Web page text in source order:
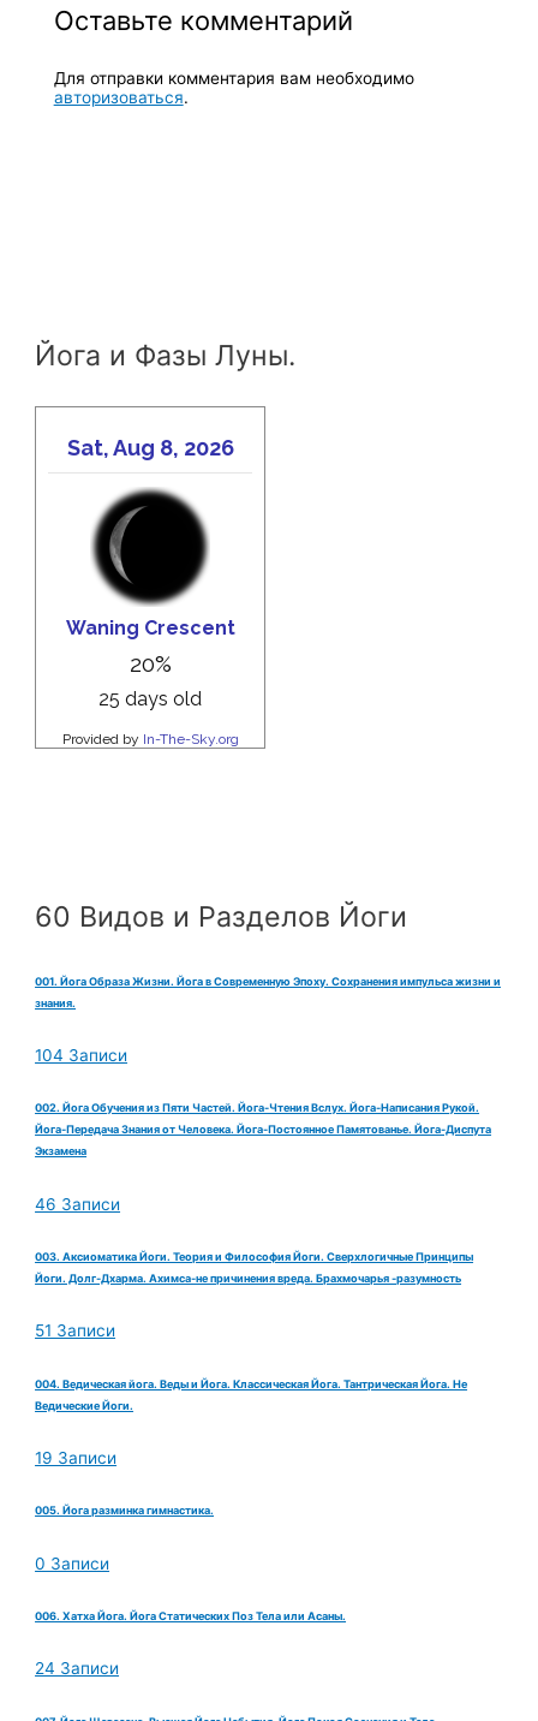
Оставьте комментарий
Для отправки комментария вам необходимо
авторизоваться.
Йога и Фазы Луны.
60 Видов и Разделов Йоги
001. Йога Образа Жизни. Йога в Современную Эпоху. Сохранения импульса жизни и
знания.
104 Записи
002. Йога Обучения из Пяти Частей. Йога-Чтения Вслух. Йога-Написания Рукой.
Йога-Передача Знания от Человека. Йога-Постоянное Памятованье. Йога-Диспута
Экзамена
46 Записи
003. Аксиоматика Йоги. Теория и Философия Йоги. Сверхлогичные Принципы
Йоги. Долг-Дхарма. Ахимса-не причинения вреда. Брахмочарья -разумность
51 Записи
004. Ведическая йога. Веды и Йога. Классическая Йога. Тантрическая Йога. Не
Ведические Йоги.
19 Записи
005. Йога разминка гимнастика.
0 Записи
006. Хатха Йога. Йога Статических Поз Тела или Асаны.
24 Записи